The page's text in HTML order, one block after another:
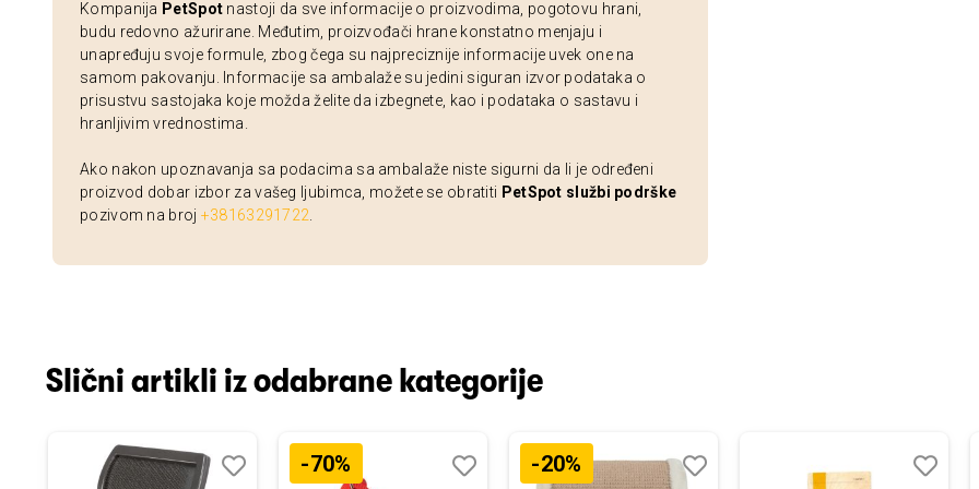
Kompanija PetSpot nastoji da sve informacije o proizvodima, pogotovu hrani,
budu redovno ažurirane. Međutim, proizvođači hrane konstatno menjaju i
unapređuju svoje formule, zbog čega su najpreciznije informacije uvek one na
samom pakovanju. Informacije sa ambalaže su jedini siguran izvor podataka o
prisustvu sastojaka koje možda želite da izbegnete, kao i podataka o sastavu i
hranljivim vrednostima.
Ako nakon upoznavanja sa podacima sa ambalaže niste sigurni da li je određeni
proizvod dobar izbor za vašeg ljubimca, možete se obratiti PetSpot službi podrške
pozivom na broj +38163291722
Slični artikli iz odabrane kategorije
-70% -20%